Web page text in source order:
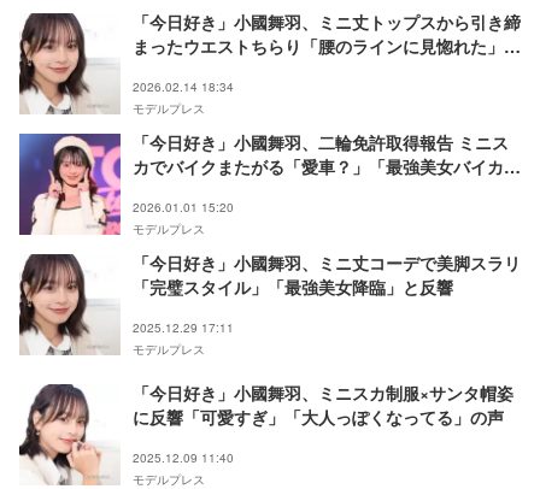
「今日好き」小國舞羽、ミニ丈トップスから引き締
まったウエストちらり「腰のラインに見惚れた」
2026.02.14 18:34
モデルプレス
「今日好き」小國舞羽、二輪免許取得報告 ミニス
カでバイクまたがる「愛車？」「最強美女バイカー
2026.01.01 15:20
モデルプレス
「今日好き」小國舞羽、ミニ丈コーデで美脚スラリ
「完璧スタイル」「最強美女降臨」と反響
2025.12.29 17:11
モデルプレス
「今日好き」小國舞羽、ミニスカ制服×サンタ帽姿
に反響「可愛すぎ」「大人っぽくなってる」の声
2025.12.09 11:40
モデルプレス